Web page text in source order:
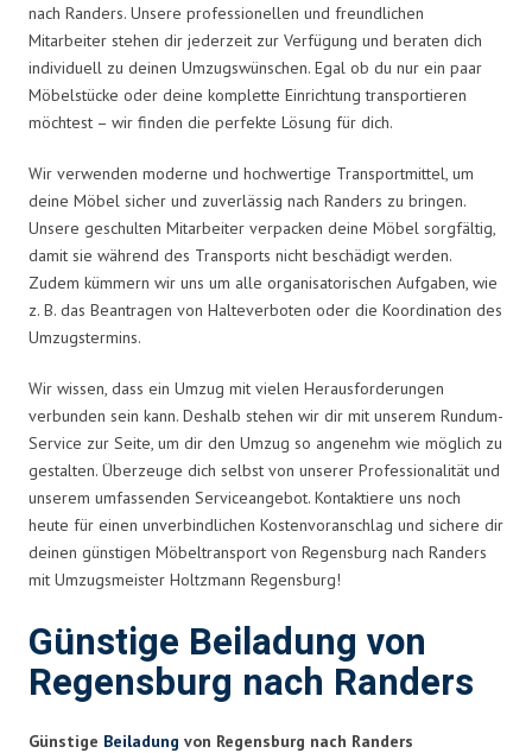
nach Randers. Unsere professionellen und freundlichen
Mitarbeiter stehen dir jederzeit zur Verfügung und beraten dich
individuell zu deinen Umzugswünschen. Egal ob du nur ein paar
Möbelstücke oder deine komplette Einrichtung transportieren
möchtest – wir finden die perfekte Lösung für dich.
Wir verwenden moderne und hochwertige Transportmittel, um
deine Möbel sicher und zuverlässig nach Randers zu bringen.
Unsere geschulten Mitarbeiter verpacken deine Möbel sorgfältig,
damit sie während des Transports nicht beschädigt werden.
Zudem kümmern wir uns um alle organisatorischen Aufgaben, wie
z. B. das Beantragen von Halteverboten oder die Koordination des
Umzugstermins.
Wir wissen, dass ein Umzug mit vielen Herausforderungen
verbunden sein kann. Deshalb stehen wir dir mit unserem Rundum-
Service zur Seite, um dir den Umzug so angenehm wie möglich zu
gestalten. Überzeuge dich selbst von unserer Professionalität und
unserem umfassenden Serviceangebot. Kontaktiere uns noch
heute für einen unverbindlichen Kostenvoranschlag und sichere dir
deinen günstigen Möbeltransport von Regensburg nach Randers
mit Umzugsmeister Holtzmann Regensburg!
Günstige Beiladung von
Regensburg nach Randers
Günstige Beiladung von Regensburg nach Randers